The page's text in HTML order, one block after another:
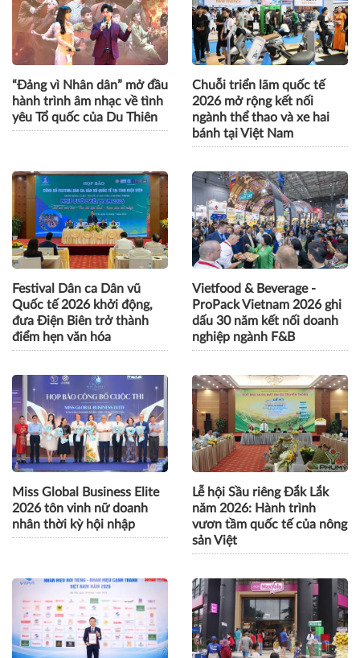
“Đảng vì Nhân dân” mở đầu
hành trình âm nhạc về tình
yêu Tổ quốc của Du Thiên
Chuỗi triển lãm quốc tế
2026 mở rộng kết nối
ngành thể thao và xe hai
bánh tại Việt Nam
Festival Dân ca Dân vũ
Quốc tế 2026 khởi động,
đưa Điện Biên trở thành
điểm hẹn văn hóa
Vietfood & Beverage -
ProPack Vietnam 2026 ghi
dấu 30 năm kết nối doanh
nghiệp ngành F&B
Miss Global Business Elite
2026 tôn vinh nữ doanh
nhân thời kỳ hội nhập
Lễ hội Sầu riêng Đắk Lắk
năm 2026: Hành trình
vươn tầm quốc tế của nông
sản Việt